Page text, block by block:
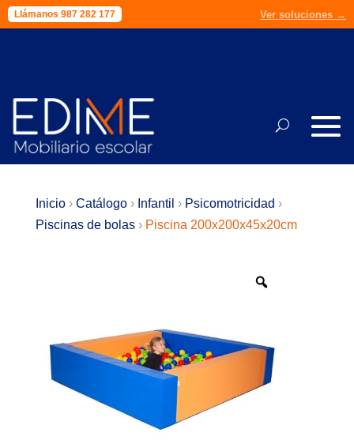
Llámanos 987 282 177 Presupuesto →
Llámanos 987 282 177 Ver soluciones →
Inicio › Catálogo › Infantil › Psicomotricidad ›
Piscinas de bolas › Piscina 200x200x45x20cm